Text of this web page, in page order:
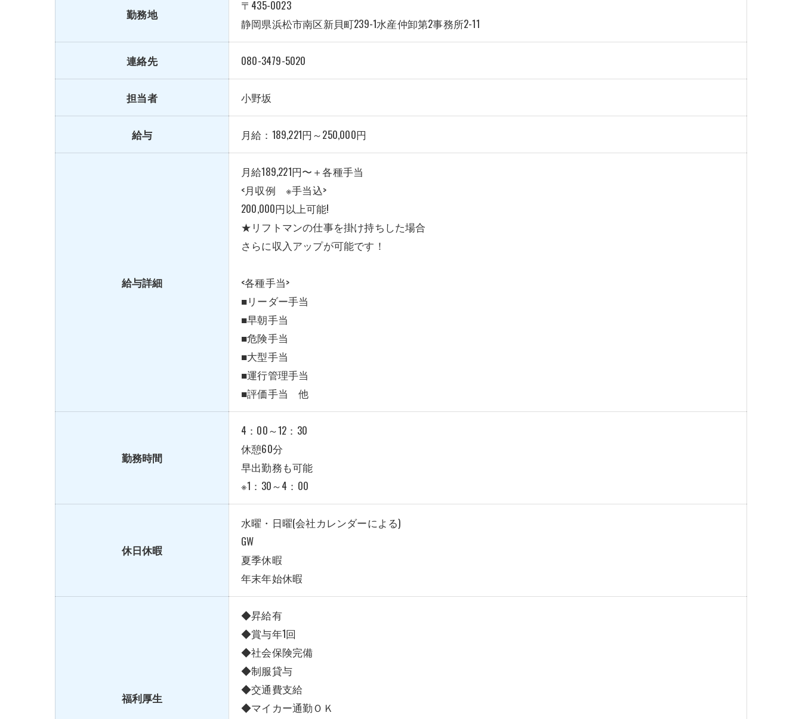
勤務地
〒435-0023
静岡県浜松市南区新貝町239-1水産仲卸第2事務所2-11
連絡先 080-3479-5020
担当者 小野坂
給与 月給：189,221円～250,000円
給与詳細
月給189,221円〜＋各種手当
<月収例 ※手当込>
200,000円以上可能!
★リフトマンの仕事を掛け持ちした場合
さらに収入アップが可能です！
<各種手当>
■リーダー手当
■早朝手当
■危険手当
■大型手当
■運行管理手当
■評価手当 他
勤務時間
4：00～12：30
休憩60分
早出勤務も可能
※1：30～4：00
休日休暇
水曜・日曜(会社カレンダーによる)
GW
夏季休暇
年末年始休暇
福利厚生
◆昇給有
◆賞与年1回
◆社会保険完備
◆制服貸与
◆交通費支給
◆マイカー通勤ＯＫ